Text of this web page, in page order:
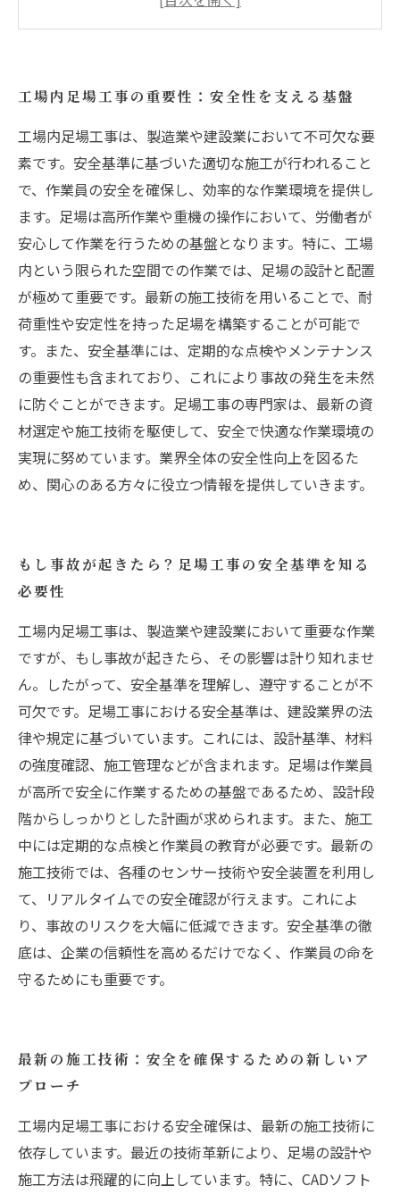
するか
実際の事例で学ぶ：成功した足場工事のケース
スタディ
安全第一の未来へ：業界全体の安全性向上に向
けて
工場内足場工事の重要性：安全性を支える基盤
工場内足場工事は、製造業や建設業において不可欠な要
素です。安全基準に基づいた適切な施工が行われること
で、作業員の安全を確保し、効率的な作業環境を提供し
ます。足場は高所作業や重機の操作において、労働者が
安心して作業を行うための基盤となります。特に、工場
内という限られた空間での作業では、足場の設計と配置
が極めて重要です。最新の施工技術を用いることで、耐
荷重性や安定性を持った足場を構築することが可能で
す。また、安全基準には、定期的な点検やメンテナンス
の重要性も含まれており、これにより事故の発生を未然
に防ぐことができます。足場工事の専門家は、最新の資
材選定や施工技術を駆使して、安全で快適な作業環境の
実現に努めています。業界全体の安全性向上を図るた
め、関心のある方々に役立つ情報を提供していきます。
もし事故が起きたら？足場工事の安全基準を知る
必要性
工場内足場工事は、製造業や建設業において重要な作業
ですが、もし事故が起きたら、その影響は計り知れませ
ん。したがって、安全基準を理解し、遵守することが不
可欠です。足場工事における安全基準は、建設業界の法
律や規定に基づいています。これには、設計基準、材料
の強度確認、施工管理などが含まれます。足場は作業員
が高所で安全に作業するための基盤であるため、設計段
階からしっかりとした計画が求められます。また、施工
中には定期的な点検と作業員の教育が必要です。最新の
施工技術では、各種のセンサー技術や安全装置を利用し
て、リアルタイムでの安全確認が行えます。これによ
り、事故のリスクを大幅に低減できます。安全基準の徹
底は、企業の信頼性を高めるだけでなく、作業員の命を
守るためにも重要です。
最新の施工技術：安全を確保するための新しいア
プローチ
工場内足場工事における安全確保は、最新の施工技術に
依存しています。最近の技術革新により、足場の設計や
施工方法は飛躍的に向上しています。特に、CADソフト